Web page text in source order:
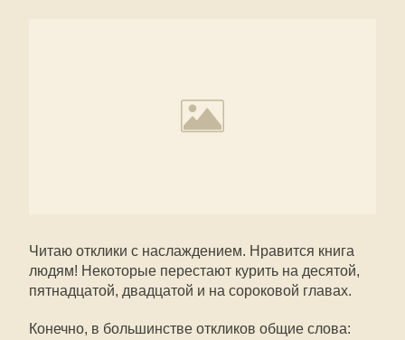
Читаю отклики с наслаждением. Нравится книга
людям! Некоторые перестают курить на десятой,
пятнадцатой, двадцатой и на сороковой главах.
Конечно, в большинстве откликов общие слова: